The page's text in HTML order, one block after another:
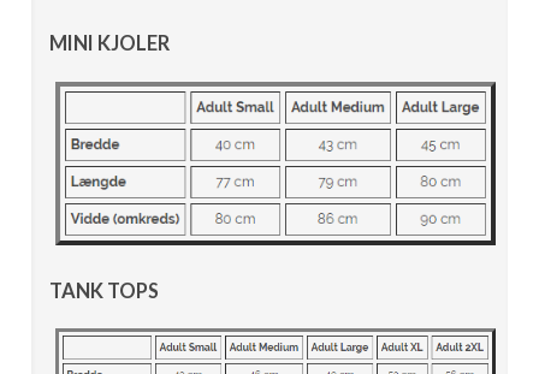
MINI KJOLER
TANK TOPS